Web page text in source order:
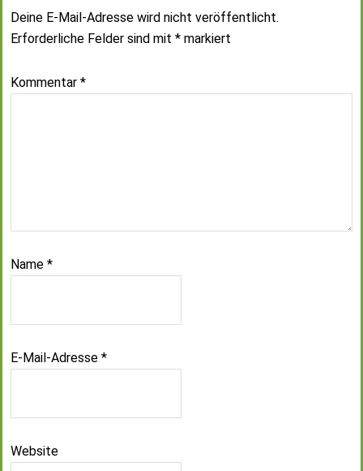
Deine E-Mail-Adresse wird nicht veröffentlicht.
Erforderliche Felder sind mit * markiert
Kommentar *
Name *
E-Mail-Adresse *
Website